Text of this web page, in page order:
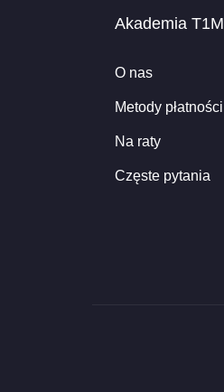
Akademia T1M
O nas
Metody płatności
Na raty
Częste pytania